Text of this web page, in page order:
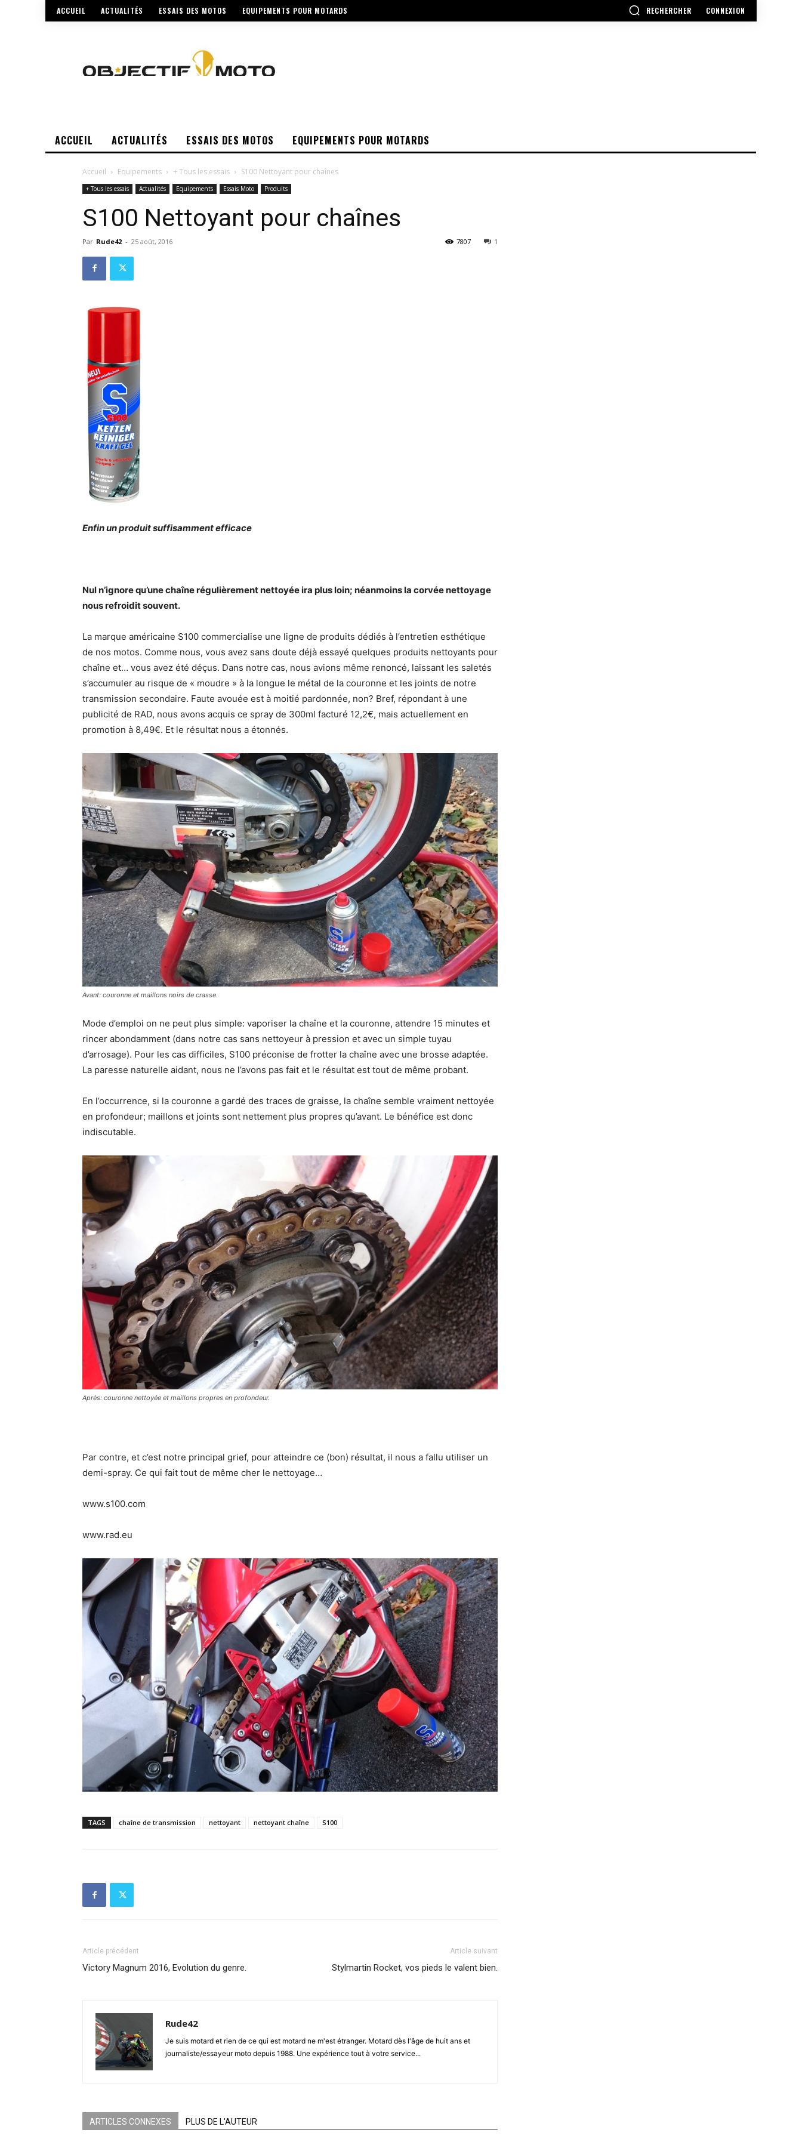
ACCUEIL ACTUALITÉS ESSAIS DES MOTOS EQUIPEMENTS POUR MOTARDS RECHERCHER CONNEXION
ACCUEIL ACTUALITÉS ESSAIS DES MOTOS EQUIPEMENTS POUR MOTARDS
Accueil Equipements + Tous les essais S100 Nettoyant pour chaînes
+ Tous les essais Actualités Equipements Essais Moto Produits
S100 Nettoyant pour chaînes
Par Rude42 - 25 août, 2016 1
7807
Enfin un produit suffisamment efficace
Nul n’ignore qu’une chaîne régulièrement nettoyée ira plus loin; néanmoins la corvée nettoyage
nous refroidit souvent.
La marque américaine S100 commercialise une ligne de produits dédiés à l’entretien esthétique
de nos motos. Comme nous, vous avez sans doute déjà essayé quelques produits nettoyants pour
chaîne et… vous avez été déçus. Dans notre cas, nous avions même renoncé, laissant les saletés
s’accumuler au risque de « moudre » à la longue le métal de la couronne et les joints de notre
transmission secondaire. Faute avouée est à moitié pardonnée, non? Bref, répondant à une
publicité de RAD, nous avons acquis ce spray de 300ml facturé 12,2€, mais actuellement en
promotion à 8,49€. Et le résultat nous a étonnés.
Avant: couronne et maillons noirs de crasse.
Mode d’emploi on ne peut plus simple: vaporiser la chaîne et la couronne, attendre 15 minutes et
rincer abondamment (dans notre cas sans nettoyeur à pression et avec un simple tuyau
d’arrosage). Pour les cas difficiles, S100 préconise de frotter la chaîne avec une brosse adaptée.
La paresse naturelle aidant, nous ne l’avons pas fait et le résultat est tout de même probant.
En l’occurrence, si la couronne a gardé des traces de graisse, la chaîne semble vraiment nettoyée
en profondeur; maillons et joints sont nettement plus propres qu’avant. Le bénéfice est donc
indiscutable.
Après: couronne nettoyée et maillons propres en profondeur.
Par contre, et c’est notre principal grief, pour atteindre ce (bon) résultat, il nous a fallu utiliser un
demi-spray. Ce qui fait tout de même cher le nettoyage…
www.s100.com
www.rad.eu
TAGS chaîne de transmission nettoyant nettoyant chaîne S100
Article précédent
Victory Magnum 2016, Evolution du genre.
Article suivant
Stylmartin Rocket, vos pieds le valent bien.
Rude42
Je suis motard et rien de ce qui est motard ne m'est étranger. Motard dès l'âge de huit ans et
journaliste/essayeur moto depuis 1988. Une expérience tout à votre service...
ARTICLES CONNEXES PLUS DE L'AUTEUR